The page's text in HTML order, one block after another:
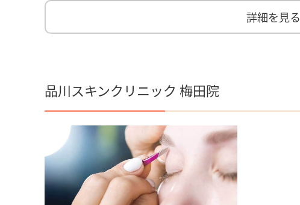
詳細を見る
品川スキンクリニック 梅田院